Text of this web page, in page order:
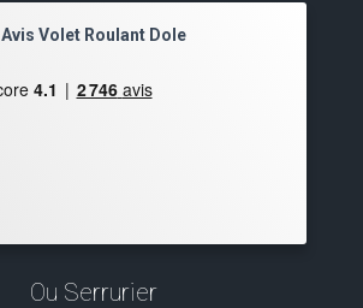
Avis Volet Roulant Dole
Ou Serrurier